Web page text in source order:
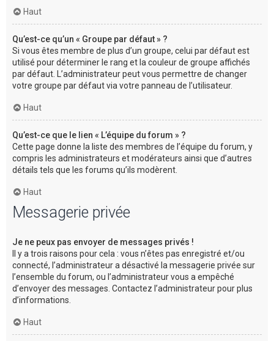
Haut
Qu’est-ce qu’un « Groupe par défaut » ?
Si vous êtes membre de plus d’un groupe, celui par défaut est
utilisé pour déterminer le rang et la couleur de groupe affichés
par défaut. L’administrateur peut vous permettre de changer
votre groupe par défaut via votre panneau de l’utilisateur.
Haut
Qu’est-ce que le lien « L’équipe du forum » ?
Cette page donne la liste des membres de l’équipe du forum, y
compris les administrateurs et modérateurs ainsi que d’autres
détails tels que les forums qu’ils modèrent.
Haut
Messagerie privée
Je ne peux pas envoyer de messages privés !
Il y a trois raisons pour cela : vous n’êtes pas enregistré et/ou
connecté, l’administrateur a désactivé la messagerie privée sur
l’ensemble du forum, ou l’administrateur vous a empêché
d’envoyer des messages. Contactez l’administrateur pour plus
d’informations.
Haut